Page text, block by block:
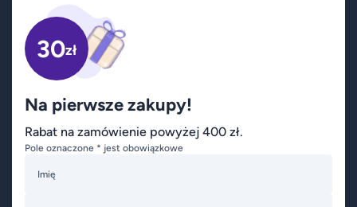
30zł
Na pierwsze zakupy!
Rabat na zamówienie powyżej 400 zł.
Pole oznaczone * jest obowiązkowe
Imię